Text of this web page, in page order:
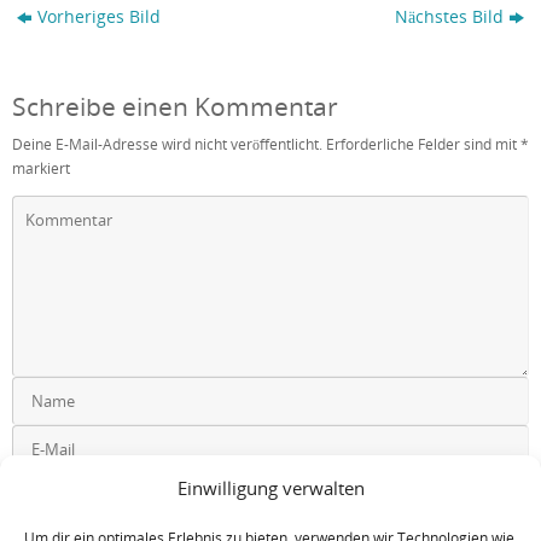
Einwilligung verwalten
Vorheriges Bild Nächstes Bild
Schreibe einen Kommentar
Deine E-Mail-Adresse wird nicht veröffentlicht. Erforderliche Felder sind mit*
markiert